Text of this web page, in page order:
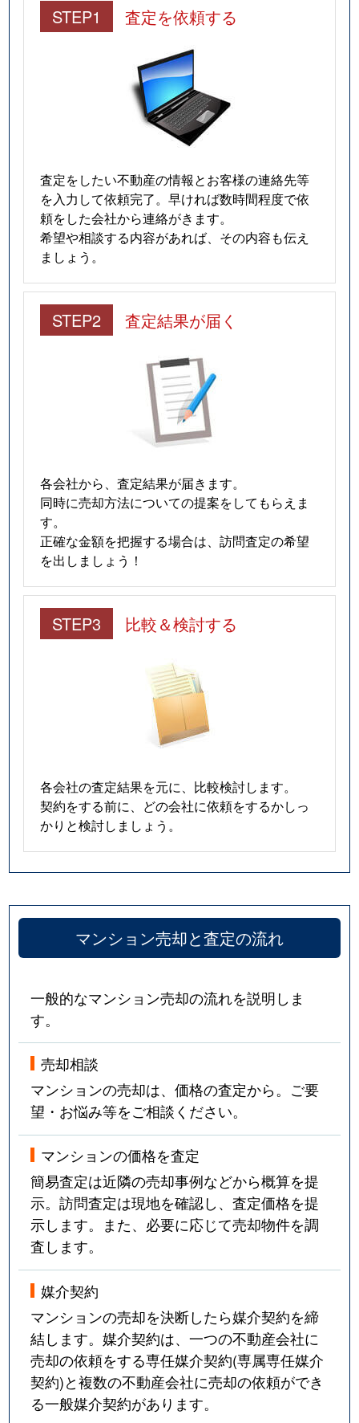
STEP1 査定を依頼する
査定をしたい不動産の情報とお客様の連絡先等
を入力して依頼完了。早ければ数時間程度で依
頼をした会社から連絡がきます。
希望や相談する内容があれば、その内容も伝え
ましょう。
STEP2 査定結果が届く
各会社から、査定結果が届きます。
同時に売却方法についての提案をしてもらえま
す。
正確な金額を把握する場合は、訪問査定の希望
を出しましょう！
STEP3 比較＆検討する
各会社の査定結果を元に、比較検討します。
契約をする前に、どの会社に依頼をするかしっ
かりと検討しましょう。
マンション売却と査定の流れ
一般的なマンション売却の流れを説明しま
す。
売却相談
マンションの売却は、価格の査定から。ご要
望・お悩み等をご相談ください。
マンションの価格を査定
簡易査定は近隣の売却事例などから概算を提
示。訪問査定は現地を確認し、査定価格を提
示します。また、必要に応じて売却物件を調
査します。
媒介契約
マンションの売却を決断したら媒介契約を締
結します。媒介契約は、一つの不動産会社に
売却の依頼をする専任媒介契約(専属専任媒介
契約)と複数の不動産会社に売却の依頼ができ
る一般媒介契約があります。